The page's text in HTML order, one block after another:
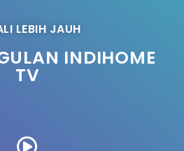
LEBIH JAUH
INDIHOME
TV